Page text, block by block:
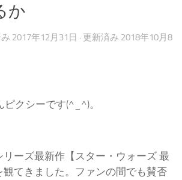
か
2017年12月31日 · 更新済み 2018年10月8
ピクシーです(^_^)。
リーズ最新作【スター・ウォーズ 最
てきました。ファンの間でも賛否